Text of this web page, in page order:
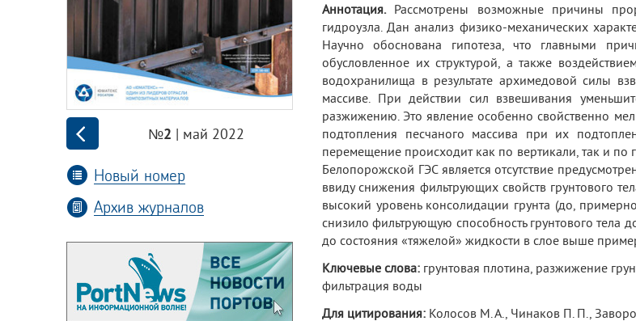
№2 | май 2022
Новый номер
Архив журналов
Аннотация.Рассмотрены возможные причины
гидроузла. Дан анализ физико-механических
Научно обоснована гипотеза, что главными
обусловленное их структурой, а также
водохранилища в результате архимедовой силы
массиве. При действии сил взвешивания
разжижению. Это явление особенно свойственно
подтопления песчаного массива при их
перемещение происходит как по вертикали, так и по
Белопорожской ГЭС является отсутствие
ввиду снижения фильтрующих свойств грунтового
высокий уровень консолидации грунта (до,
снизило фильтрующую способность грунтового тела
до состояния «тяжелой» жидкости в слое выше
Ключевые слова: грунтовая плотина, разжижение
фильтрация воды
Для цитирования: Колосов М. А., Чинаков П. П.,